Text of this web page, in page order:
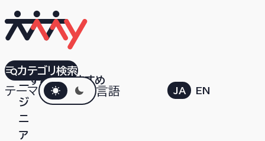
すべておすすめ
テーマダークモード言語 JA EN
カテゴリ検索
バ
ー
ジ
ニ
ア